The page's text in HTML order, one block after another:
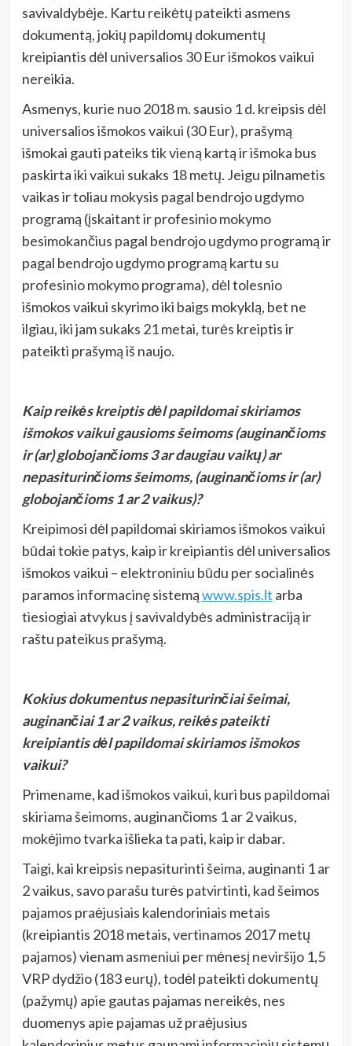
savivaldybėje. Kartu reikėtų pateikti asmens
dokumentą, jokių papildomų dokumentų
kreipiantis dėl universalios 30 Eur išmokos vaikui
nereikia.
Asmenys, kurie nuo 2018 m. sausio 1 d. kreipsis dėl
universalios išmokos vaikui (30 Eur), prašymą
išmokai gauti pateiks tik vieną kartą ir išmoka bus
paskirta iki vaikui sukaks 18 metų. Jeigu pilnametis
vaikas ir toliau mokysis pagal bendrojo ugdymo
programą (įskaitant ir profesinio mokymo
besimokančius pagal bendrojo ugdymo programą ir
pagal bendrojo ugdymo programą kartu su
profesinio mokymo programa), dėl tolesnio
išmokos vaikui skyrimo iki baigs mokyklą, bet ne
ilgiau, iki jam sukaks 21 metai, turės kreiptis ir
pateikti prašymą iš naujo.
Kaip reikės kreiptis dėl papildomai skiriamos
išmokos vaikui gausioms šeimoms (auginančioms
ir (ar) globojančioms 3 ar daugiau vaikų) ar
nepasiturinčioms šeimoms, (auginančioms ir (ar)
globojančioms 1 ar 2 vaikus)?
Kreipimosi dėl papildomai skiriamos išmokos vaikui
būdai tokie patys, kaip ir kreipiantis dėl universalios
išmokos vaikui – elektroniniu būdu per socialinės
paramos informacinę sistemąwww.spis.lt arba
tiesiogiai atvykus į savivaldybės administraciją ir
raštu pateikus prašymą.
Kokius dokumentus nepasiturinčiai šeimai,
auginančiai 1 ar 2 vaikus, reikės pateikti
kreipiantis dėl papildomai skiriamos išmokos
vaikui?
Primename, kad išmokos vaikui, kuri bus papildomai
skiriama šeimoms, auginančioms 1 ar 2 vaikus,
mokėjimo tvarka išlieka ta pati, kaip ir dabar.
Taigi, kai kreipsis nepasiturinti šeima, auginanti 1 ar
2 vaikus, savo parašu turės patvirtinti, kad šeimos
pajamos praėjusiais kalendoriniais metais
(kreipiantis 2018 metais, vertinamos 2017 metų
pajamos) vienam asmeniui per mėnesį neviršijo 1,5
VRP dydžio (183 eurų), todėl pateikti dokumentų
(pažymų) apie gautas pajamas nereikės, nes
duomenys apie pajamas už praėjusius